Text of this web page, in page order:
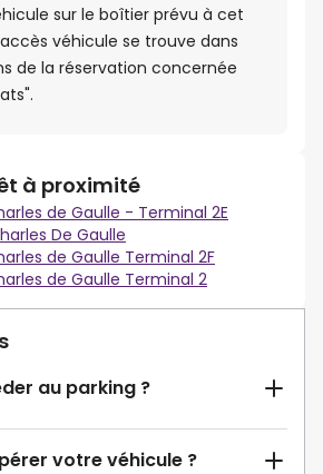
sur le boîtier prévu à cet
véhicule se trouve dans
de la réservation concernée
à proximité
de Gaulle - Terminal 2E
De Gaulle
de Gaulle Terminal 2F
de Gaulle Terminal 2
au parking ?
votre véhicule ?